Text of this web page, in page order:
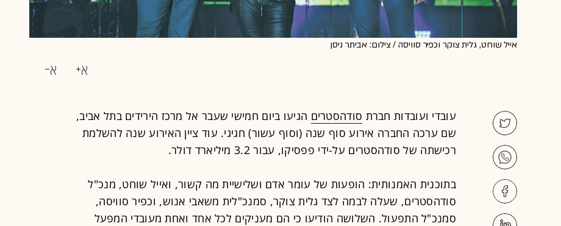
אייל שוחט, גלית צוקר וכפיר סוויסה / צילום: אביתר ניסן
עובדי ועובדות חברת סודהסטרים הגיעו ביום חמישי שעבר אל מרכז הירידים בתל אביב,
שם ערכה החברה אירוע סוף שנה (וסוף עשור) חגיגי. עוד ציין האירוע שנה להשלמת
רכישתה של סודהסטרים על-ידי פפסיקו, עבור 3.2 מיליארד דולר.
בתוכנית האמנותית: הופעות של עומר אדם ושלישיית מה קשור, ואייל שוחט, מנכ"ל
סודהסטרים, שעלה לבמה לצד גלית צוקר, סמנכ"לית משאבי אנוש, וכפיר סוויסה,
סמנכ"ל התפעול. השלושה הודיעו כי הם מעניקים לכל אחד ואחת מעובדי המפעל